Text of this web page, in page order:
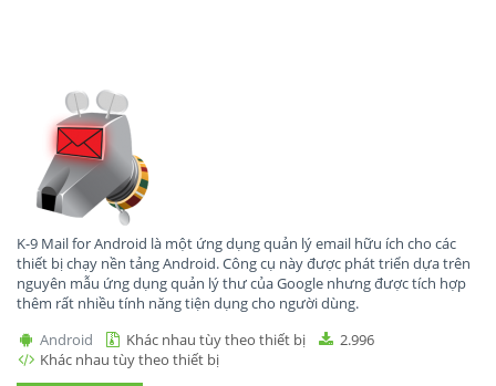
K-9 Mail for Android là một ứng dụng quản lý email hữu ích cho các
thiết bị chạy nền tảng Android. Công cụ này được phát triển dựa trên
nguyên mẫu ứng dụng quản lý thư của Google nhưng được tích hợp
thêm rất nhiều tính năng tiện dụng cho người dùng.
Android
Khác nhau tùy theo thiết bị
2.996
Khác nhau tùy theo thiết bị